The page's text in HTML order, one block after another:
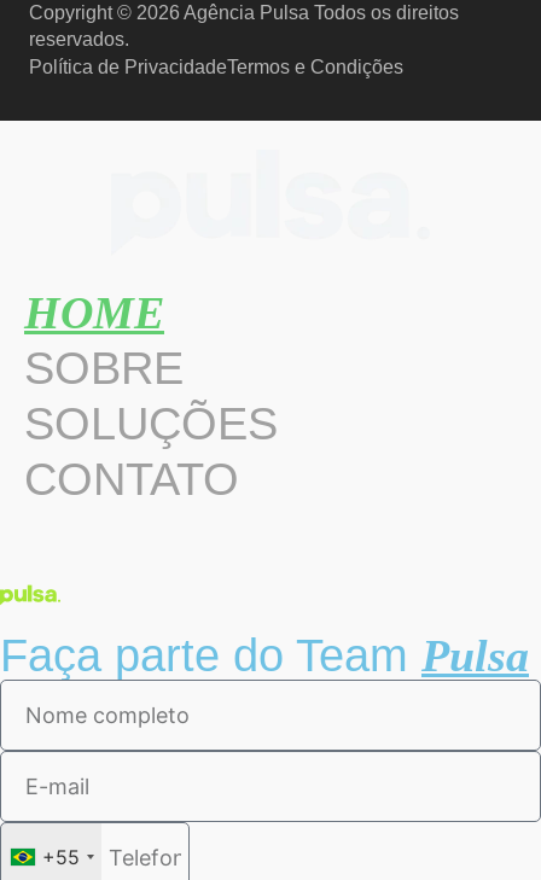
Copyright © 2026 Agência Pulsa Todos os direitos
reservados.
Política de PrivacidadeTermos e Condições
HOME
SOBRE
SOLUÇÕES
CONTATO
Faça parte do Team Pulsa
+55